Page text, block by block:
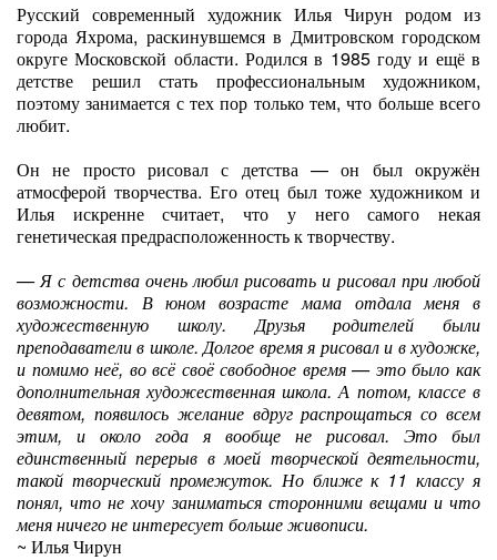
Русский современный художник Илья Чирун родом из
города Яхрома, раскинувшемся в Дмитровском городском
округе Московской области. Родился в 1985 году и ещё в
детстве решил стать профессиональным художником,
поэтому занимается с тех пор только тем, что больше всего
любит.
Он не просто рисовал с детства — он был окружён
атмосферой творчества. Его отец был тоже художником и
Илья искренне считает, что у него самого некая
генетическая предрасположенность к творчеству.
— Я с детства очень любил рисовать и рисовал при любой
возможности. В юном возрасте мама отдала меня в
художественную школу. Друзья родителей были
преподаватели в школе. Долгое время я рисовал и в художке,
и помимо неё, во всё своё свободное время — это было как
дополнительная художественная школа. А потом, классе в
девятом, появилось желание вдруг распрощаться со всем
этим, и около года я вообще не рисовал. Это был
единственный перерыв в моей творческой деятельности,
такой творческий промежуток. Но ближе к 11 классу я
понял, что не хочу заниматься сторонними вещами и что
меня ничего не интересует больше живописи.
~ Илья Чирун